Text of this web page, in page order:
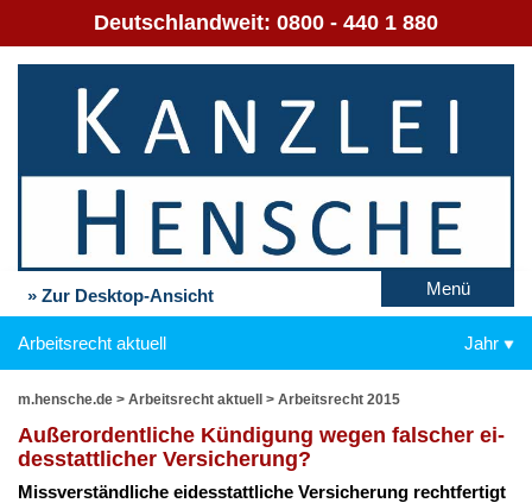
Deutschlandweit: 0800 - 440 1 880
» Zur Desktop-Ansicht Menü
Arbeitsrecht aktuell Jahr
m.hensche.de > Arbeitsrecht aktuell > Arbeitsrecht 2015
Au­ßer­or­dent­li­che Kün­di­gung we­gen fal­scher ei­
des­statt­li­cher Ver­si­che­rung?
Miss­ver­ständ­li­che ei­des­statt­li­che Ver­si­che­rung recht­fer­tigt